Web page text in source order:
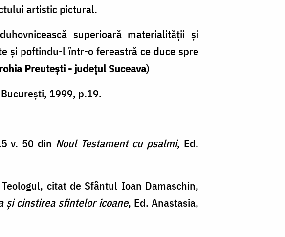
artistic pictural.
superioară materialității și
și poftindu-l într-o fereastră ce duce spre
Preutești - judeţul Suceava)
1999, p.19.
v. 50 din Noul Testament cu psalmi, Ed.
citat de Sfântul Ioan Damaschin,
și cinstirea sfintelor icoane, Ed. Anastasia,